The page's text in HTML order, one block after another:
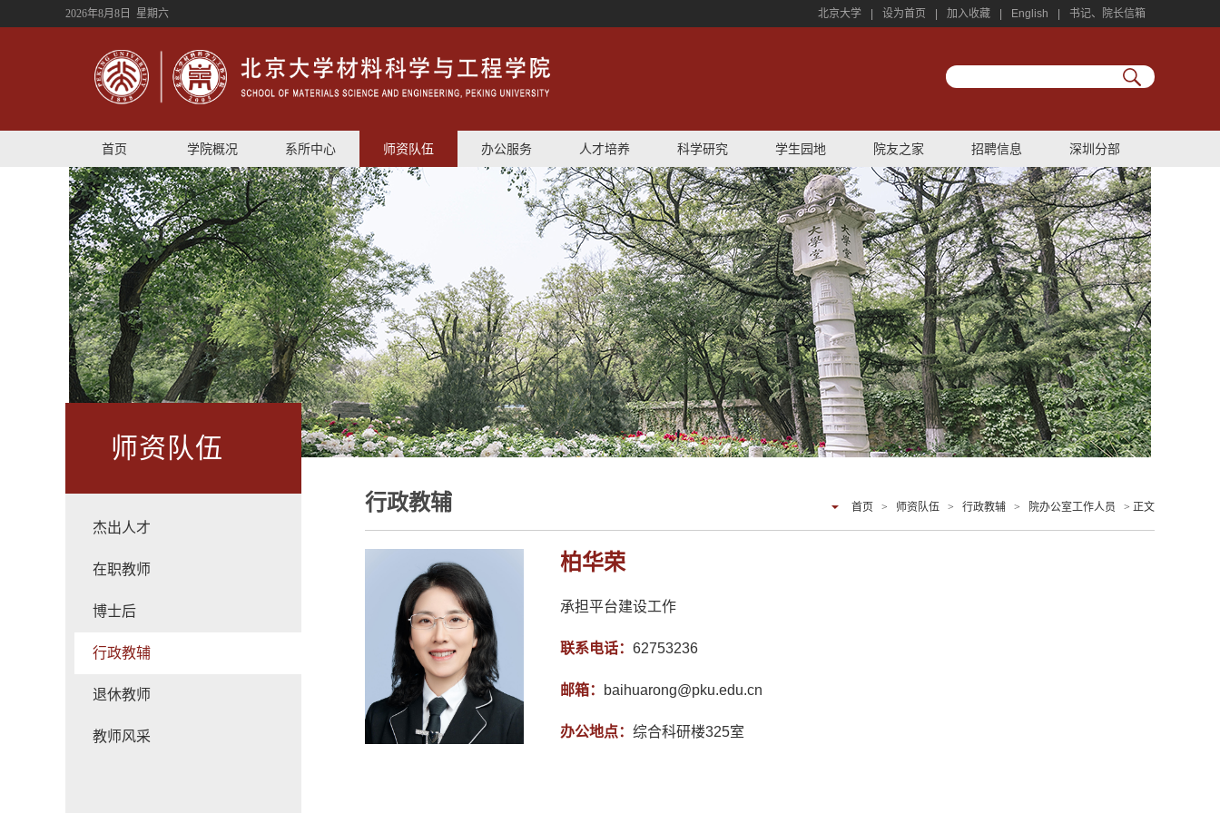
2026年8月8日 星期六 北京大学 设为首页 加入收藏 English 书记、院长信箱
首页 学院概况 系所中心 师资队伍 办公服务 人才培养 科学研究 学生园地 院友之家 招聘信息 深圳分部
师资队伍
杰出人才
在职教师
博士后
行政教辅
退休教师
教师风采
行政教辅 首页 > 师资队伍 > 行政教辅 > 院办公室工作人员 > 正文
柏华荣
承担平台建设工作
联系电话： 62753236
邮箱： baihuarong@pku.edu.cn
办公地点： 综合科研楼325室